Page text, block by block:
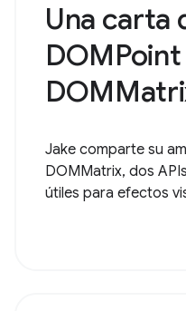
Una carta
Jake comparte su
DOMMatrix, dos
útiles para efectos